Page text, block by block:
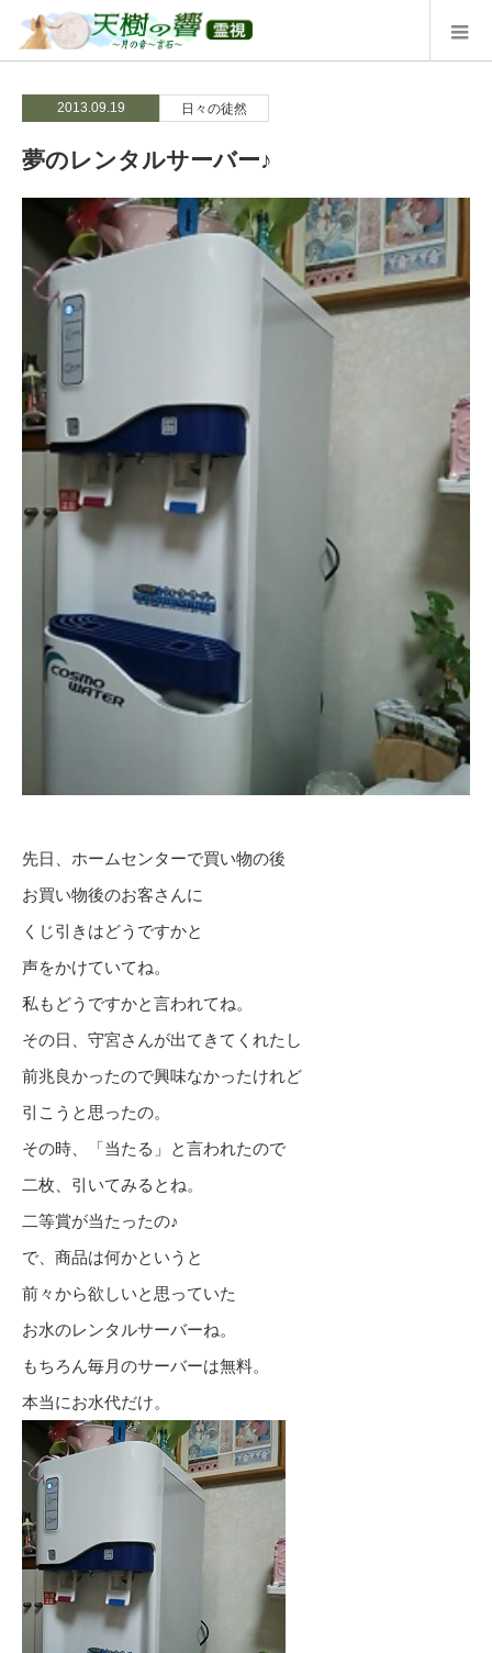
2013.09.19 日々の徒然
夢のレンタルサーバー♪
先日、ホームセンターで買い物の後
お買い物後のお客さんに
くじ引きはどうですかと
声をかけていてね。
私もどうですかと言われてね。
その日、守宮さんが出てきてくれたし
前兆良かったので興味なかったけれど
引こうと思ったの。
その時、「当たる」と言われたので
二枚、引いてみるとね。
二等賞が当たったの♪
で、商品は何かというと
前々から欲しいと思っていた
お水のレンタルサーバーね。
もちろん毎月のサーバーは無料。
本当にお水代だけ。